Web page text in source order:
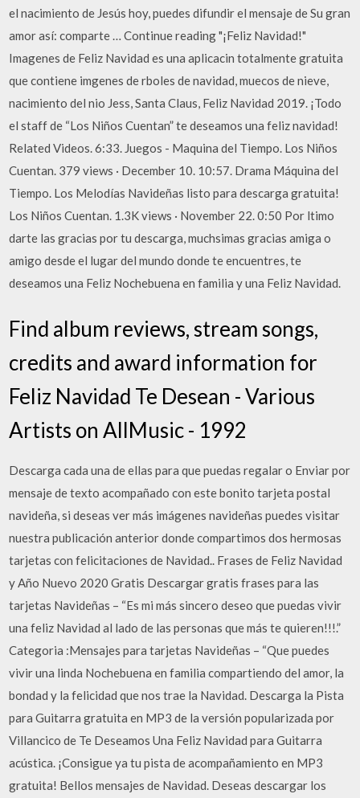
el nacimiento de Jesús hoy, puedes difundir el mensaje de Su gran
amor así: comparte … Continue reading "¡Feliz Navidad!"
Imagenes de Feliz Navidad es una aplicacin totalmente gratuita
que contiene imgenes de rboles de navidad, muecos de nieve,
nacimiento del nio Jess, Santa Claus, Feliz Navidad 2019. ¡Todo
el staff de “Los Niños Cuentan” te deseamos una feliz navidad!
Related Videos. 6:33. Juegos - Maquina del Tiempo. Los Niños
Cuentan. 379 views · December 10. 10:57. Drama Máquina del
Tiempo. Los Melodías Navideñas listo para descarga gratuita!
Los Niños Cuentan. 1.3K views · November 22. 0:50 Por ltimo
darte las gracias por tu descarga, muchsimas gracias amiga o
amigo desde el lugar del mundo donde te encuentres, te
deseamos una Feliz Nochebuena en familia y una Feliz Navidad.
Find album reviews, stream songs,
credits and award information for
Feliz Navidad Te Desean - Various
Artists on AllMusic - 1992
Descarga cada una de ellas para que puedas regalar o Enviar por
mensaje de texto acompañado con este bonito tarjeta postal
navideña, si deseas ver más imágenes navideñas puedes visitar
nuestra publicación anterior donde compartimos dos hermosas
tarjetas con felicitaciones de Navidad.. Frases de Feliz Navidad
y Año Nuevo 2020 Gratis Descargar gratis frases para las
tarjetas Navideñas – “Es mi más sincero deseo que puedas vivir
una feliz Navidad al lado de las personas que más te quieren!!!.”
Categoria :Mensajes para tarjetas Navideñas – “Que puedes
vivir una linda Nochebuena en familia compartiendo del amor, la
bondad y la felicidad que nos trae la Navidad. Descarga la Pista
para Guitarra gratuita en MP3 de la versión popularizada por
Villancico de Te Deseamos Una Feliz Navidad para Guitarra
acústica. ¡Consigue ya tu pista de acompañamiento en MP3
gratuita! Bellos mensajes de Navidad. Deseas descargar los